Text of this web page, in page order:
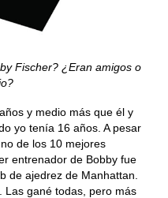
Fischer? ¿Eran amigos o
y medio más que él y
yo tenía 16 años. A pesar
de los 10 mejores
entrenador de Bobby fue
de ajedrez de Manhattan.
Las gané todas, pero más